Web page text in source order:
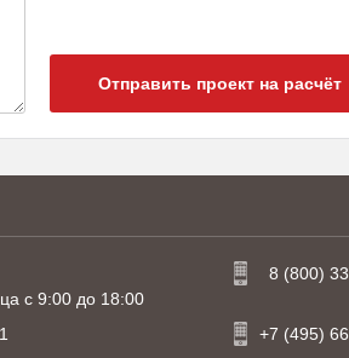
Отправить проект на расчёт
с 9:00 до 18:00
8 (800)
+7 (495)